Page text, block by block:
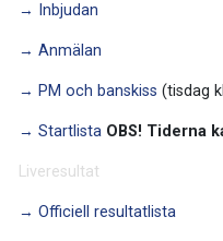
→ Inbjudan
→ Anmälan
→ PM och banskiss (tisdag
→ Startlista OBS! Tiderna
Liveresultat
→ Officiell resultatlista